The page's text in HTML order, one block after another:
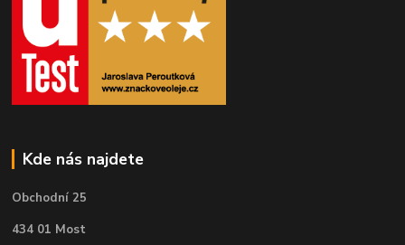
Kde nás najdete
Obchodní 25
434 01 Most